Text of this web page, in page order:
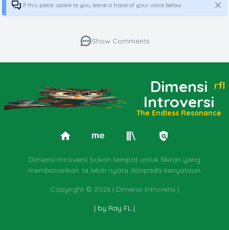
If this piece spoke to you, leave a trace of your voice below.
Show Comments
Dimensi
Introversi
rfl
The Endless Resonance
Dimensi Introversi bukan tempat untuk fikiran yang
membosankan. Ia lebih nyata daripada kenyataan.
Copyright © 2026 | Dimensi Introversi |
| by Ray FL |